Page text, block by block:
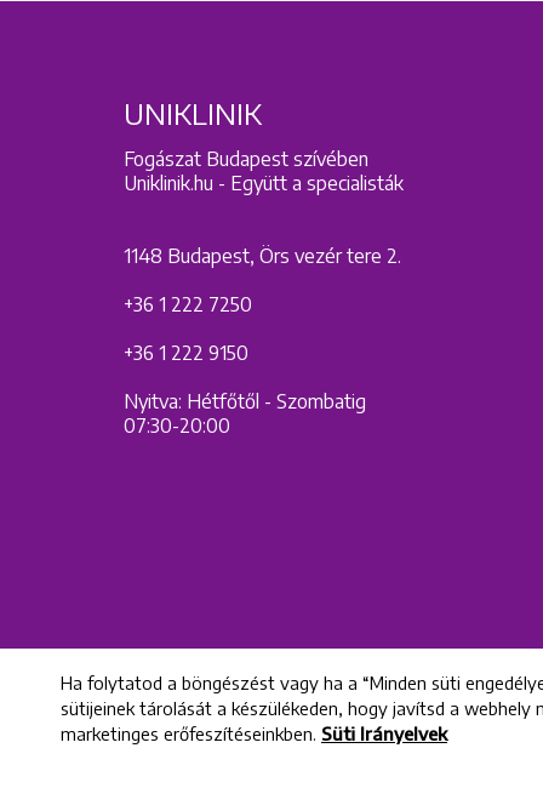
UNIKLINIK
Fogászat Budapest szívében
Uniklinik.hu - Együtt a specialisták
1148 Budapest, Örs vezér tere 2.
+36 1 222 7250
+36 1 222 9150
Nyitva: Hétfőtől - Szombatig
07:30-20:00
Ha folytatod a böngészést vagy ha a “Minden süti
sütijeinek tárolását a készülékeden, hogy javítsd a
marketinges erőfeszítéseinkben. Süti Irányelvek